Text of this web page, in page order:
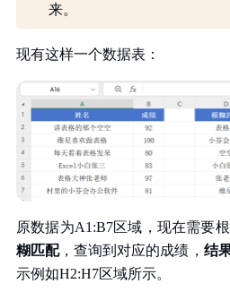
来。
现有这样一个数据表：
原数据为A1:B7区域，现在需要
糊匹配，查询到对应的成绩， 结
示例如H2:H7区域所示。